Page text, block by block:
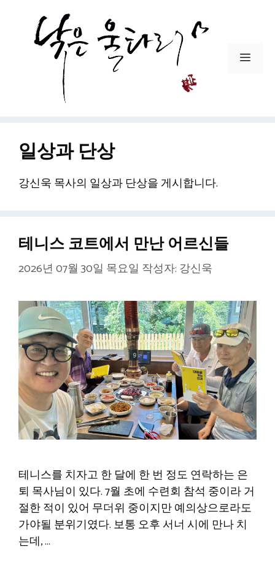
메
일상과 단상
강신욱 목사의 일상과 단상을 게시합니다.
테니스 코트에서 만난 어르신들
2026년 07월 30일 목요일 작성자: 강신욱
테니스를 치자고 한 달에 한 번 정도 연락하는 은
퇴 목사님이 있다. 7월 초에 수련회 참석 중이라 거
절한 적이 있어 무더위 중이지만 예의상으로라도
가야될 분위기였다. 보통 오후 서너 시에 만나 치
는데, …